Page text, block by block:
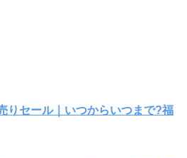
りセール｜いつからいつまで?福